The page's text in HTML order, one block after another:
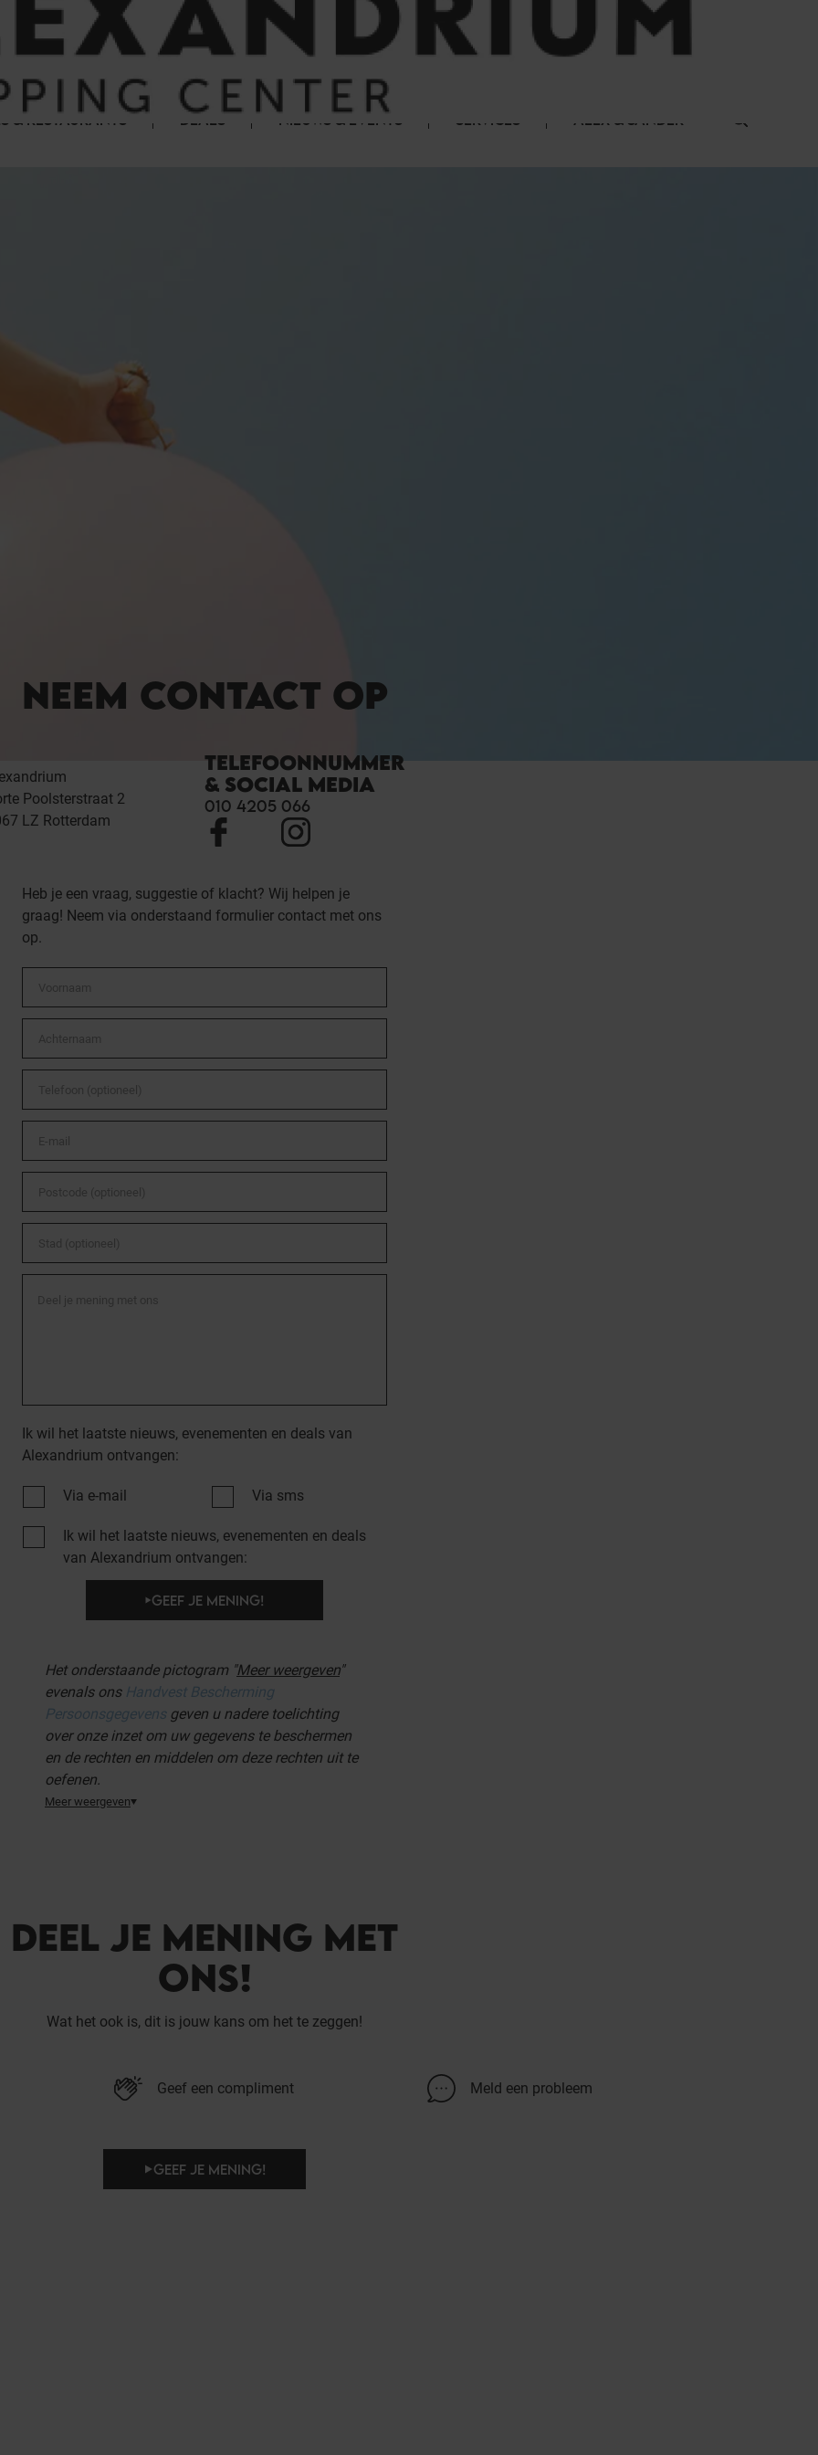
& RESTAURANTS DEALS NIEUWS & EVENTS SERVICES ALEX & SANDER
NEEM CONTACT OP
Poolsterstraat 2
LZ Rotterdam
TELEFOONNUMMER
& SOCIAL MEDIA
010 4205 066
Heb je een vraag, suggestie of klacht? Wij helpen je
graag! Neem via onderstaand formulier contact met ons
op.
Ik wil het laatste nieuws, evenementen en deals van
Alexandrium ontvangen:
Via e-mail Via sms
Ik wil het laatste nieuws, evenementen en deals
van Alexandrium ontvangen:
GEEF JE MENING!
Het onderstaande pictogram "Meer weergeven"
evenals ons Handvest Bescherming
Persoonsgegevensgeven u nadere toelichting
over onze inzet om uw gegevens te beschermen
en de rechten en middelen om deze rechten uit te
oefenen.
Meer weergeven
DEEL JE MENING MET
ONS!
Wat het ook is, dit is jouw kans om het te zeggen!
Geef een compliment Meld een probleem
GEEF JE MENING!